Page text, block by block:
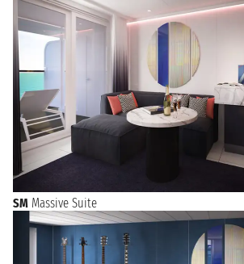
SM Massive Suite